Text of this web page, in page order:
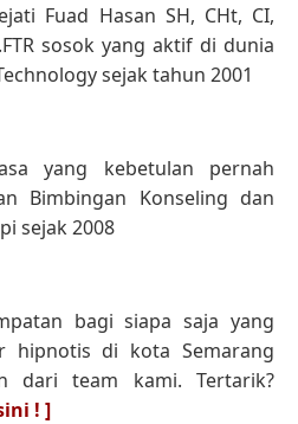
Fuad Hasan SH, CHt, CI,
sosok yang aktif di dunia
sejak tahun 2001
yang kebetulan pernah
Bimbingan Konseling dan
sejak 2008
bagi siapa saja yang
hipnotis di kota Semarang
dari team kami. Tertarik?
! ]